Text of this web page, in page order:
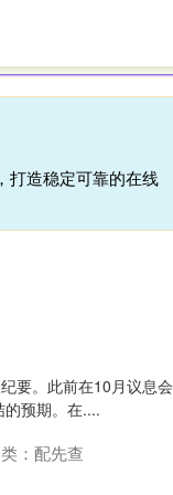
打造稳定可靠的在线
要。此前在10月议息会
预期。在....
： 配先查